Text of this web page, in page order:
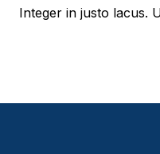
Integer in justo lacus.